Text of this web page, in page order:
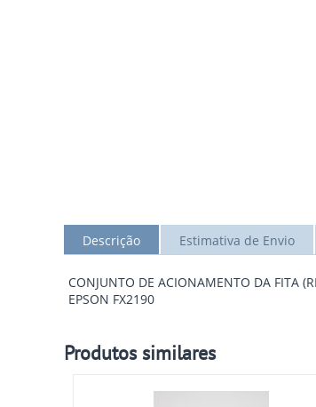
Descrição Estimativa de Envio
CONJUNTO DE ACIONAMENTO DA FITA
EPSON FX2190
Produtos similares